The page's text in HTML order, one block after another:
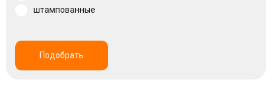
Вс:
штампованные
Подобрать